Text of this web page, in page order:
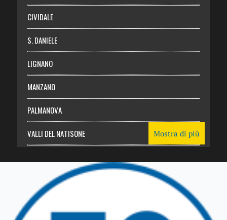
CIVIDALE
S. DANIELE
LIGNANO
MANZANO
PALMANOVA
VALLI DEL NATISONE
TRICESIMO
TARCENTO
Mostra di più